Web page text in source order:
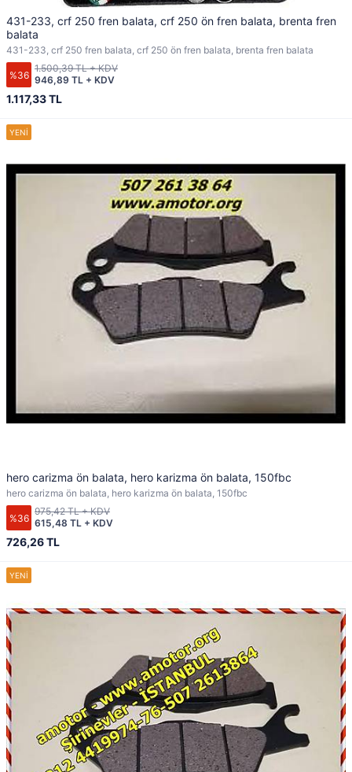
431-233, crf 250 fren balata, crf 250 ön fren balata, brenta fren
balata
431-233, crf 250 fren balata, crf 250 ön fren balata, brenta fren balata
%36
1.117,33 TL
946,89 TL + KDV
1.500,39 TL + KDV
hero carizma ön balata, hero karizma ön balata, 150fbc
hero carizma ön balata, hero karizma ön balata, 150fbc
%36
726,26 TL
615,48 TL + KDV
975,42 TL + KDV